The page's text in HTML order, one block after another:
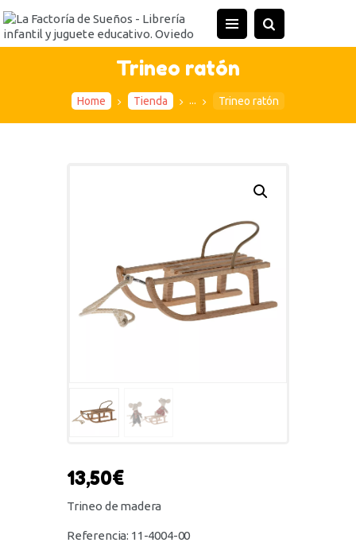
Trineo ratón
Home Tienda ... Trineo ratón
INICIO
TIENDA
ACTIVIDADES
13,50€
Trineo de madera
Referencia: 11-4004-00